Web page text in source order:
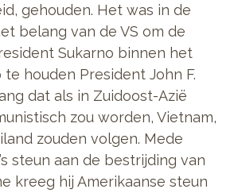
gehouden. Het was in de
belang van de VS om de
Sukarno binnen het
houden President John F.
dat als in Zuidoost-Azië
zou worden, Vietnam,
zouden volgen. Mede
steun aan de bestrijding van
kreeg hij Amerikaanse steun